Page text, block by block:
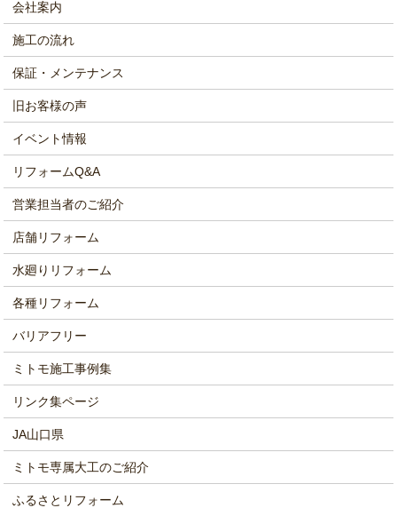
会社案内
施工の流れ
保証・メンテナンス
旧お客様の声
イベント情報
リフォームQ&A
営業担当者のご紹介
店舗リフォーム
水廻りリフォーム
各種リフォーム
バリアフリー
ミトモ施工事例集
リンク集ページ
JA山口県
ミトモ専属大工のご紹介
ふるさとリフォーム